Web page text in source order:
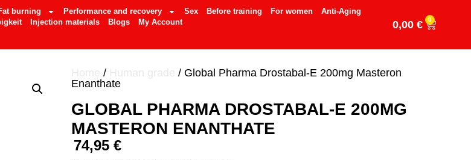
burning Performance and recovery Sex Before training For women
Anti-Aging
Injection materials Blogs My Account 0,00 € 0
/
/ Global Pharma Drostabal-E 200mg Masteron
Enanthate
GLOBAL PHARMA DROSTABAL-E 200MG
MASTERON ENANTHATE
74,95 €